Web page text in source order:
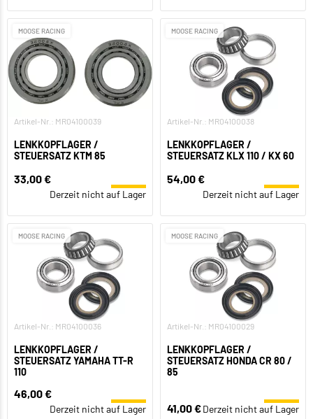
MOOSE RACING
Artikel-Nr.: MR04100039
LENKKOPFLAGER /
STEUERSATZ KTM 85
33,00 €
Derzeit nicht auf Lager
MOOSE RACING
Artikel-Nr.: MR04100038
LENKKOPFLAGER /
STEUERSATZ KLX 110 / KX 60
54,00 €
Derzeit nicht auf Lager
MOOSE RACING
Artikel-Nr.: MR04100036
LENKKOPFLAGER /
STEUERSATZ YAMAHA TT-R
110
46,00 €
Derzeit nicht auf Lager
MOOSE RACING
Artikel-Nr.: MR04100029
LENKKOPFLAGER /
STEUERSATZ HONDA CR 80 /
85
41,00 €Derzeit nicht auf Lager